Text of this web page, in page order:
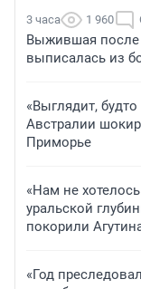
3 часа 1 960
Выжившая после
выписалась из
«Выглядит,
Австралии
Приморье
«Нам не
уральской
покорили
«Год